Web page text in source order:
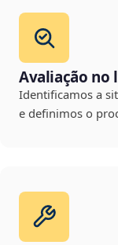
Avaliação no
Identificamos a
e definimos o